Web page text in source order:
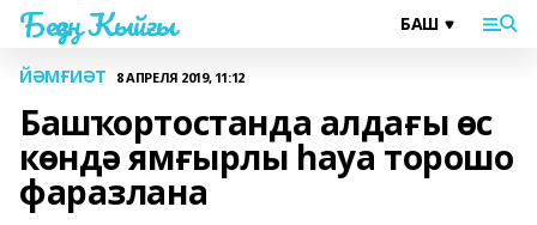
Беҙҙең Ҡыйғы
ЙӘМҒИӘТ 8 АПРЕЛЯ 2019, 11:12
Башҡортостанда алдағы өс
көндә ямғырлы һауа торошо
фаразлана